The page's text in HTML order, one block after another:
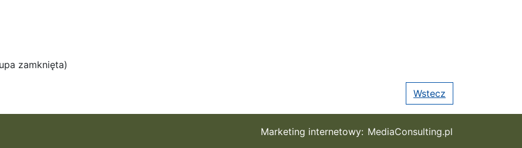
zamknięta)
Wstecz
Marketing internetowy: MediaConsulting.pl